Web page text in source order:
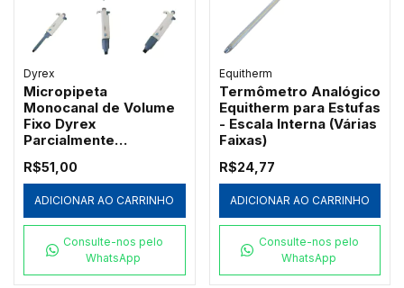
Dyrex
Micropipeta
Monocanal de Volume
Fixo Dyrex
Parcialmente
R$51,00
ADICIONAR AO CARRINHO
Consulte-nos pelo
WhatsApp
Equitherm
Termômetro Analógico
Equitherm para Estufas
- Escala Interna (Várias
Faixas)
R$24,77
ADICIONAR AO CARRINHO
Consulte-nos pelo
WhatsApp